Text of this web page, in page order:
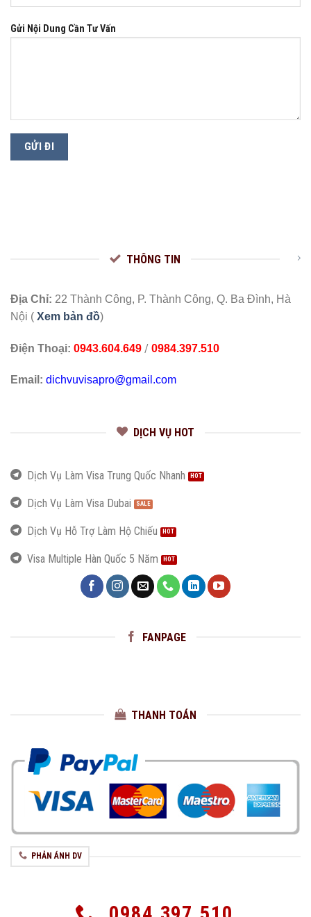
Gửi Nội Dung Cần Tư Vấn
THÔNG TIN
Địa Chỉ: 22 Thành Công, P. Thành Công, Q. Ba Đình, Hà
Nội ( Xem bản đồ)
Điện Thoại: 0943.604.649 / 0984.397.510
Email: dichvuvisapro@gmail.com
DỊCH VỤ HOT
Dịch Vụ Làm Visa Trung Quốc Nhanh
Dịch Vụ Làm Visa Dubai
Dịch Vụ Hỗ Trợ Làm Hộ Chiếu
Visa Multiple Hàn Quốc 5 Năm
FANPAGE
THANH TOÁN
PHẢN ÁNH DV